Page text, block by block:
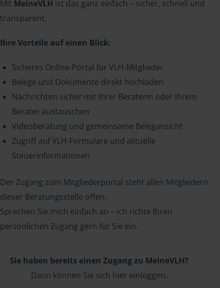
Mit MeineVLH ist das ganz einfach – sicher, schnell und
transparent.
Ihre Vorteile auf einen Blick:
Sicheres Online-Portal für VLH-Mitglieder
Belege und Dokumente direkt hochladen
Nachrichten sicher mit Ihrer Beraterin oder Ihrem
Berater austauschen
Videoberatung und gemeinsame Belegansicht
Zugriff auf VLH-Formulare und aktuelle
Steuerinformationen
Der Zugang zum Mitgliederportal steht allen Mitgliedern
dieser Beratungsstelle offen.
Sprechen Sie mich einfach an – ich richte Ihren
persönlichen Zugang gern für Sie ein.
Sie haben bereits einen Zugang zu MeineVLH?
Dann können Sie sich hier einloggen.